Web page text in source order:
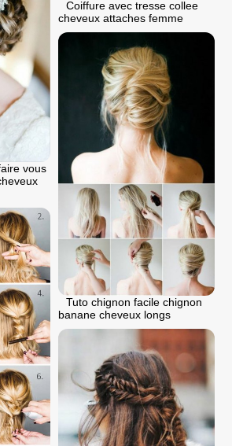
Coiffure avec tresse collee
cheveux attaches femme
vous
Tuto chignon facile chignon
banane cheveux longs